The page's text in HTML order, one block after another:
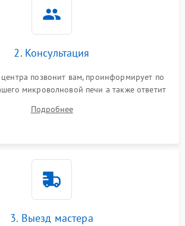
2. Консультация
позвонит вам, проинформирует по
микроволновой печи а также ответит
Подробнее
3. Выезд мастера